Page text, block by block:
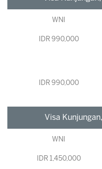
WNI
IDR 990,000
IDR 990,000
Visa
WNI
IDR 1,450,000